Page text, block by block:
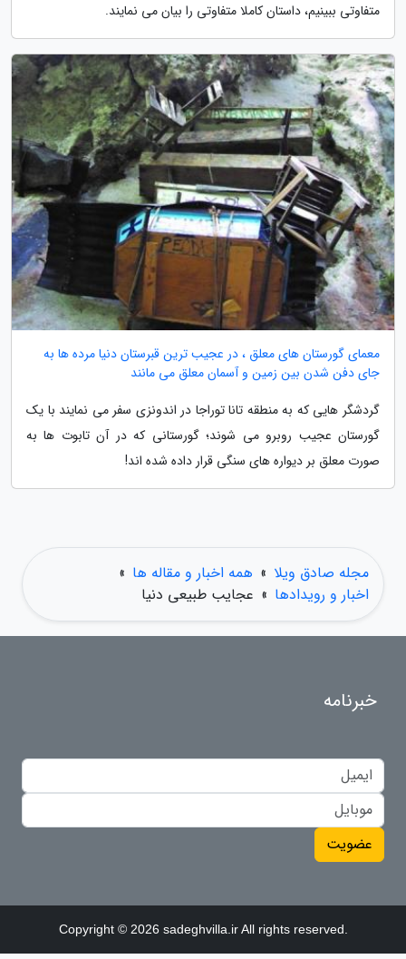
متفاوتی ببینیم، داستان کاملا متفاوتی را بیان می نمایند.
معمای گورستان های معلق ، در عجیب ترین قبرستان دنیا مرده ها به
جای دفن شدن بین زمین و آسمان معلق می مانند
گردشگر هایی که به منطقه تانا توراجا در اندونزی سفر می نمایند با یک
گورستان عجیب روبرو می شوند؛ گورستانی که در آن تابوت ها به
صورت معلق بر دیواره های سنگی قرار داده شده اند!
مجله صادق ویلا » همه اخبار و مقاله ها »
اخبار و رویدادها » عجایب طبیعی دنیا
خبرنامه
عضویت
Copyright © 2026 sadeghvilla.ir All rights reserved.